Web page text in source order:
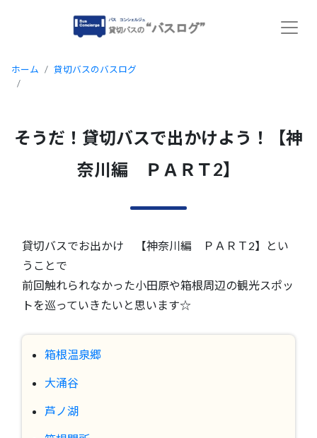
ホーム
貸切バスのバスログ
そうだ！貸切バスで出かけよう！【神
奈川編 ＰＡＲＴ2】
貸切バスでお出かけ 【神奈川編 ＰＡＲＴ2】とい
うことで
前回触れられなかった小田原や箱根周辺の観光スポッ
トを巡っていきたいと思います☆
箱根温泉郷
大涌谷
芦ノ湖